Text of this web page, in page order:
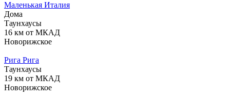
Маленькая Италия
Дома
Таунхаусы
16 км от МКАД
Новорижское
Рига Рига
Таунхаусы
19 км от МКАД
Новорижское